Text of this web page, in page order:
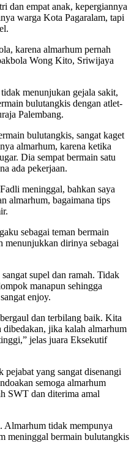
dan empat anak, kepergiannya
warga Kota Pagaralam, tapi
karena almarhum pernah
Wong Kito, Sriwijaya
menunjukan gejala sakit,
bulutangkis dengan atlet-
Palembang.
bulutangkis, sangat kaget
almarhum, karena ketika
Dia sempat bermain satu
ada pekerjaan.
meninggal, bahkan saya
almarhum, bagaimana tips
sebagai teman bermain
menunjukkan dirinya sebagai
supel dan ramah. Tidak
manapun sehingga
enjoy.
dan terbilang baik. Kita
dibedakan, jika kalah almarhum
jelas juara Eksekutif
pejabat yang sangat disenangi
semoga almarhum
SWT dan diterima amal
Almarhum tidak mempunya
meninggal bermain bulutangkis